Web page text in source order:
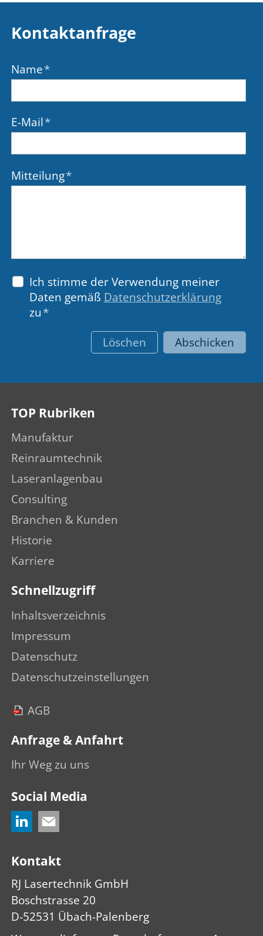
Kontaktanfrage
Name*
E-Mail*
Mitteilung*
Ich stimme der Verwendung meiner
Daten gemäß Datenschutzerklärung
zu*
Löschen
Abschicken
TOP Rubriken
Manufaktur
Reinraumtechnik
Laseranlagenbau
Consulting
Branchen & Kunden
Historie
Karriere
Schnellzugriff
Inhaltsverzeichnis
Impressum
Datenschutz
Datenschutzeinstellungen
AGB
Anfrage & Anfahrt
Ihr Weg zu uns
Social Media
Kontakt
RJ Lasertechnik GmbH
Boschstrasse 20
D-52531 Übach-Palenberg